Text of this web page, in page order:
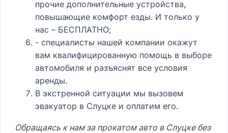
прочие дополнительные устройства,
повышающие комфорт езды. И только у
нас – БЕСПЛАТНО;
- специалисты нашей компании окажут
вам квалифицированную помощь в выборе
автомобиля и разъяснят все условия
аренды.
В экстренной ситуации мы вызовем
эвакуатор в Слуцке и оплатим его.
Обращаясь к нам за прокатом авто в Слуцке без